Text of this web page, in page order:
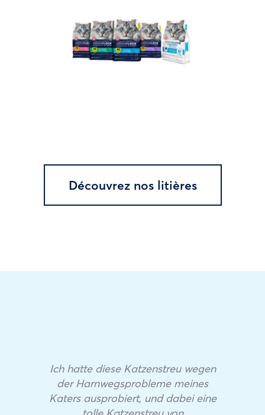
Découvrez nos litières
Ich hatte diese Katzenstreu wegen
der Harnwegsprobleme meines
Katers ausprobiert, und dabei eine